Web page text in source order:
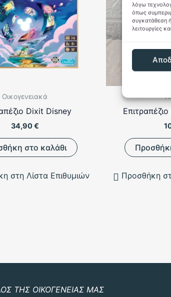
λόγω
όπως
συγκατάθεση
λειτουργίες
Οικογενειακά
Dixit Disney
34,90€
στο καλάθι
στη Λίστα Επιθυμιών Προσθήκη
ΤΗΣ ΟΙΚΟΓΕΝΕΙΑΣ ΜΑΣ